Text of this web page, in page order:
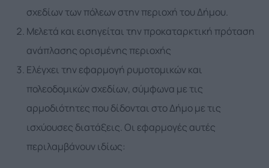
σχεδίων των πόλεων στην περιοχή του Δήμου.
Μελετά και εισηγείται την προκαταρκτική πρόταση
ανάπλασης ορισμένης περιοχής
Ελέγχει την εφαρμογή ρυμοτομικών και
πολεοδομικών σχεδίων, σύμφωνα με τις
αρμοδιότητες που δίδονται στο Δήμο με τις
ισχύουσες διατάξεις. Οι εφαρμογές αυτές
περιλαμβάνουν ιδίως: